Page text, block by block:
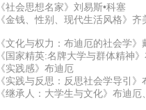
《社会思想名家》刘易斯•科塞
《金钱、性别、现代生活风格》齐
《文化与权力：布迪厄的社会学》
《国家精英:名牌大学与群体精神
《实践感》布迪厄
《实践与反思：反思社会学导引》
《继承人：大学生与文化》布迪厄